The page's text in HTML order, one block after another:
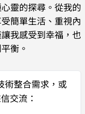
靈的探尋。從我的
簡單生活、重視內
我感受到幸福，也
衡。
術整合需求 ，或
交流：